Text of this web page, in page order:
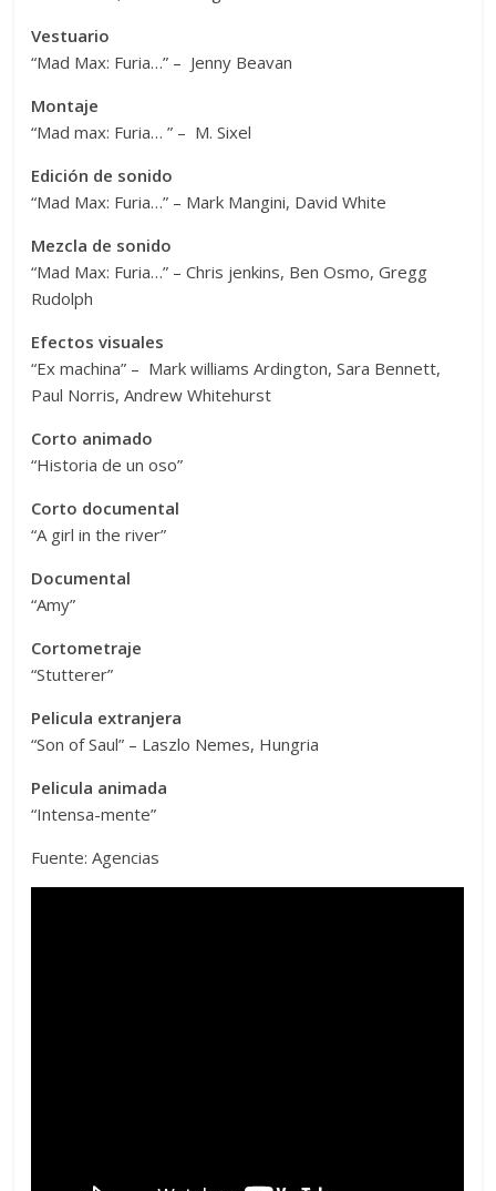
Vestuario
“Mad Max: Furia…” – Jenny Beavan
Montaje
“Mad max: Furia… ” – M. Sixel
Edición de sonido
“Mad Max: Furia…” – Mark Mangini, David White
Mezcla de sonido
“Mad Max: Furia…” – Chris jenkins, Ben Osmo, Gregg
Rudolph
Efectos visuales
“Ex machina” – Mark williams Ardington, Sara Bennett,
Paul Norris, Andrew Whitehurst
Corto animado
“Historia de un oso”
Corto documental
“A girl in the river”
Documental
“Amy”
Cortometraje
“Stutterer”
Pelicula extranjera
“Son of Saul” – Laszlo Nemes, Hungria
Pelicula animada
“Intensa-mente”
Fuente: Agencias